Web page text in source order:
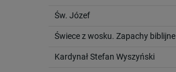
Św. Józef
Świece z wosku. Zapachy biblijne
Kardynał Stefan Wyszyński